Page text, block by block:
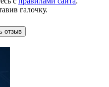
галочку.
отзыв